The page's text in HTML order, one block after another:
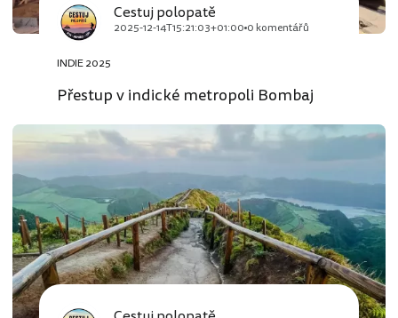
Cestuj polopatě
2025-12-14T15:21:03+01:00 0 komentářů
INDIE 2025
Přestup v indické metropoli Bombaj